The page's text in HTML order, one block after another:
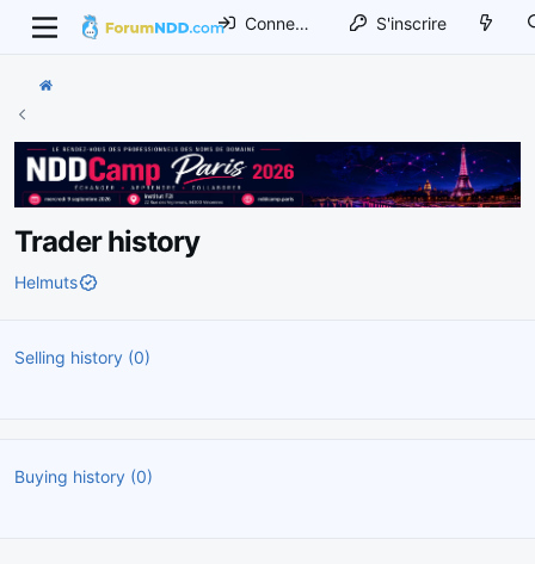
Connexion S'inscrire
Trader history
Helmuts
Selling history (0)
Buying history (0)